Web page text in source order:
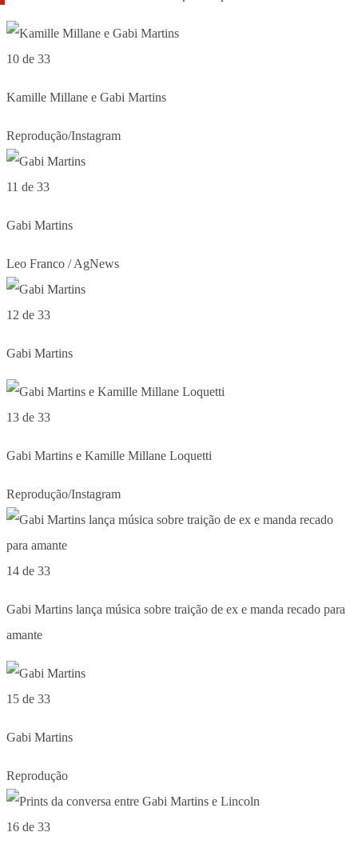
10 de 33
Kamille Millane e Gabi Martins
Reprodução/Instagram
11 de 33
Gabi Martins
Leo Franco / AgNews
12 de 33
Gabi Martins
13 de 33
Gabi Martins e Kamille Millane Loquetti
Reprodução/Instagram
14 de 33
Gabi Martins lança música sobre traição de ex e manda recado para
amante
15 de 33
Gabi Martins
Reprodução
16 de 33